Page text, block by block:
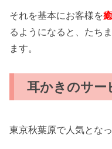
それを基本にお客様を
るようになると、たち
ます。
耳かきのサー
東京秋葉原で人気とな